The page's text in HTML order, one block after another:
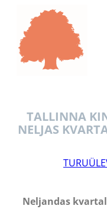
TALLINNA
NELJAS
Neljandas